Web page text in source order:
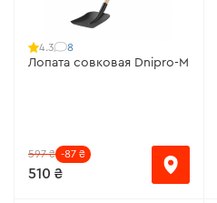
4.3 8
Лопата совковая Dnipro-M
597 ₴ -87 ₴
510 ₴